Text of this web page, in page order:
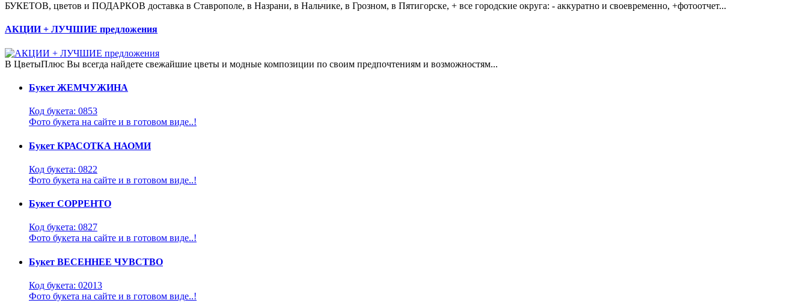
БУКЕТОВ, цветов и ПОДАРКОВ доставка в Ставрополе, в Назрани, в Нальчике, в Грозном, в Пятигорске, + все городские округа: - аккуратно и своевременно, +фотоотчет...
АКЦИИ + ЛУЧШИЕ предложения
В ЦветыПлюс Вы всегда найдете свежайшие цветы и модные композиции по своим предпочтениям и возможностям...
Букет ЖЕМЧУЖИНА
Код букета: 0853
Фото букета на сайте и в готовом виде..!
Букет КРАСОТКА НАОМИ
Код букета: 0822
Фото букета на сайте и в готовом виде..!
Букет СОРРЕНТО
Код букета: 0827
Фото букета на сайте и в готовом виде..!
Букет ВЕСЕННЕЕ ЧУВСТВО
Код букета: 02013
Фото букета на сайте и в готовом виде..!